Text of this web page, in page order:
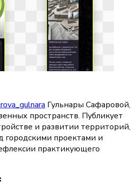
Гульнары Сафаровой,
пространств. Публикует
и развитии территорий,
городскими проектами и
практикующего